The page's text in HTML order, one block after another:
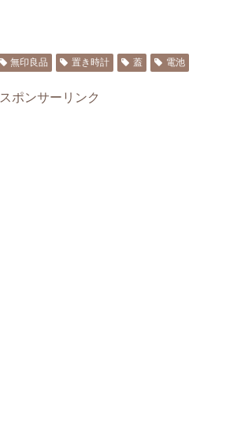
無印良品 置き時計 蓋 電池
スポンサーリンク